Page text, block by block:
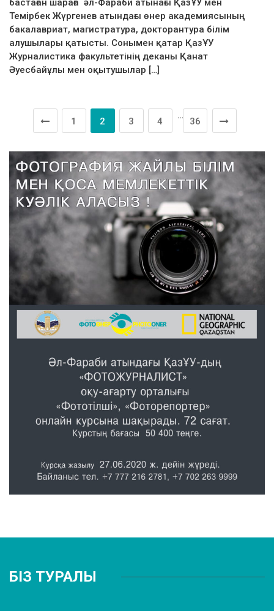
бастаған шараға әл-Фараби атынағы ҚазҰУ мен
Темірбек Жүргенев атындағы өнер академиясының
бакалавриат, магистратура, докторантура білім
алушылары қатысты. Сонымен қатар ҚазҰУ
Журналистика факультетінің деканы Қанат
Әуесбайұлы мен оқытушылар […]
1 2 3 4
…
36
БІЗ ТУРАЛЫ